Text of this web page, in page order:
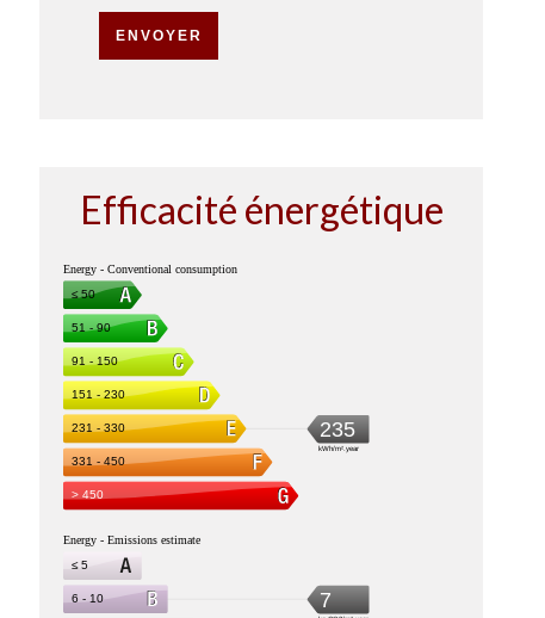
ENVOYER
Efficacité énergétique